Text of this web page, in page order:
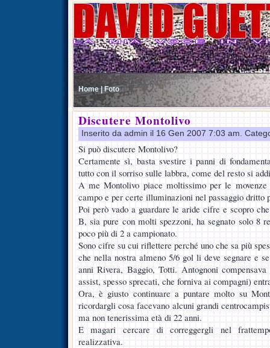
Home | Foto
Discutere Montolivo
Inserito da admin il 16 Gen 2007 7:03 am.
Si può discutere Montolivo?
Certamente sì, basta svestire i panni di
tutto con il sorriso sulle labbra, come del resto si
A me Montolivo piace moltissimo per le
campo e per certe illuminazioni nel passaggio
Poi però vado a guardare le aride cifre e scopro
B, sia pure con molti spezzoni, ha segnato solo 8
poco più di 2 a campionato.
Sono cifre su cui riflettere perché uno che sa più
che nella nostra almeno 5/6 gol li deve segnare e
anni Rivera, Baggio, Totti. Antognoni
assist, spesso sprecati, che forniva ai compagni)
Ora, è giusto continuare a puntare molto su
ricordargli cosa facevano alcuni grandi
ma non tenerissima età di 22 anni.
E magari cercare di correggergli nel
realizzativa.